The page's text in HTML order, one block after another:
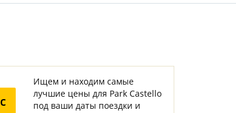
Ищем и находим самые
лучшие цены для Park Castello
под ваши даты поездки и